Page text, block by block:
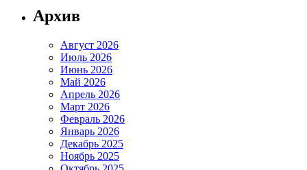
Архив
Август 2026
Июль 2026
Июнь 2026
Май 2026
Апрель 2026
Март 2026
Февраль 2026
Январь 2026
Декабрь 2025
Ноябрь 2025